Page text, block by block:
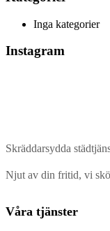
Inga kategorier
Instagram
Skräddarsydda
Njut av din fritid, vi
Våra tjänster